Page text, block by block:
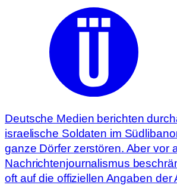
Deutsche Medien berichten
israelische Soldaten im
ganze Dörfer zerstören. Aber vor
Nachrichtenjournalismus
oft auf die offiziellen Angaben der